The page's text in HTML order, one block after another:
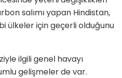
salımı yapan Hindistan,
ülkeler için geçerli olduğunu
ilgili genel havayı
gelişmeler de var.